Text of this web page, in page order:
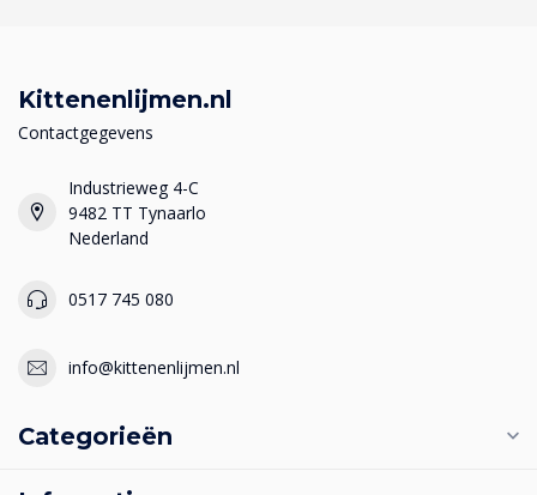
Kittenenlijmen.nl
Contactgegevens
Industrieweg 4-C
9482 TT Tynaarlo
Nederland
0517 745 080
info@kittenenlijmen.nl
Categorieën